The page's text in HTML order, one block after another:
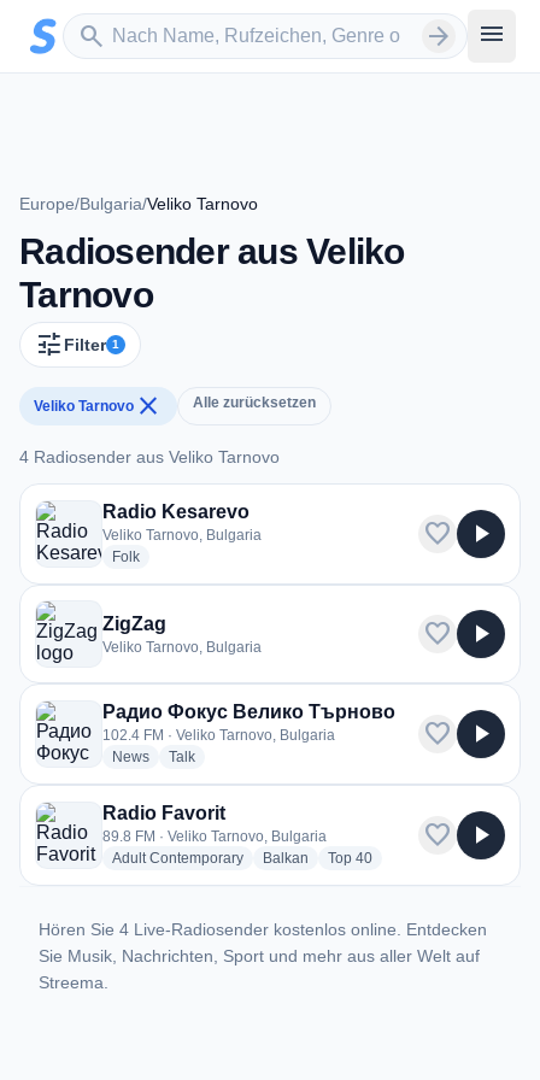
Zum Hauptinhalt springen
search
Sender suchen arrow_forward menu
Europe/Bulgaria/Veliko Tarnovo
Radiosender aus Veliko
Tarnovo
tune Filter 1
Veliko Tarnovo close Alle zurücksetzen
4 Radiosender aus Veliko Tarnovo
4 Radiosender aus Veliko Tarnovo
Radio Kesarevo
Veliko Tarnovo, Bulgaria
Folkradio stations
favorite play_arrow
ZigZag
Veliko Tarnovo, Bulgaria favorite play_arrow
Радио Фокус Велико Търново
102.4 FM · Veliko Tarnovo, Bulgaria
Newsradio stations
Talkradio stations
favorite play_arrow
Radio Favorit
89.8 FM · Veliko Tarnovo, Bulgaria
Adult Contemporaryradio stations
Balkan radio stations
Top 40radio stations
favorite play_arrow
Hören Sie 4 Live-Radiosender kostenlos online. Entdecken
Sie Musik, Nachrichten, Sport und mehr aus aller Welt auf
Streema.